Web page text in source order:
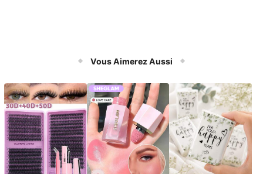
Vous Aimerez Aussi